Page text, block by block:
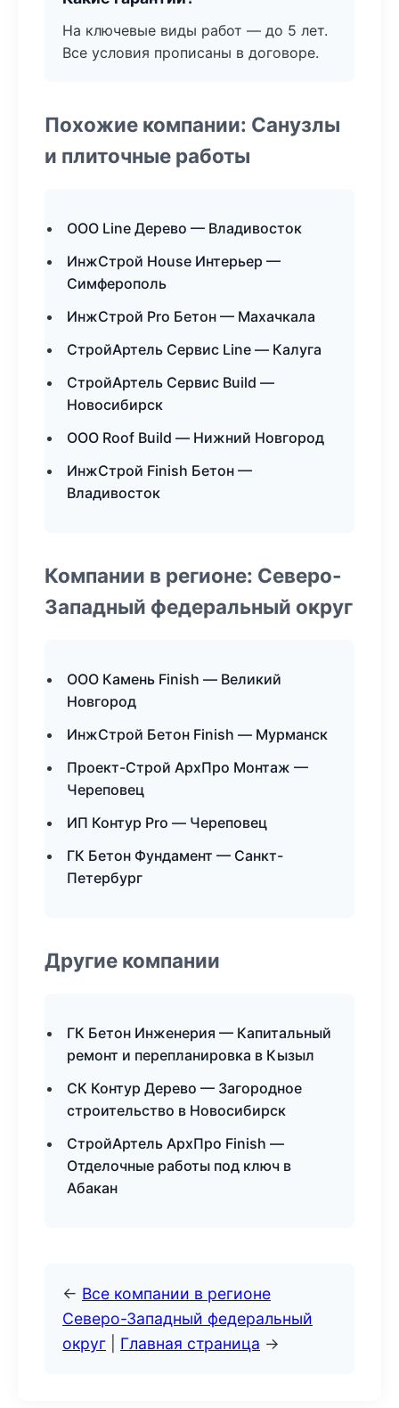
На ключевые виды работ — до 5 лет.
Все условия прописаны в договоре.
Похожие компании: Санузлы
и плиточные работы
ООО Line Дерево — Владивосток
ИнжСтрой House Интерьер —
Симферополь
ИнжСтрой Pro Бетон — Махачкала
СтройАртель Сервис Line — Калуга
СтройАртель Сервис Build —
Новосибирск
ООО Roof Build — Нижний Новгород
ИнжСтрой Finish Бетон —
Владивосток
Компании в регионе: Северо-
Западный федеральный округ
ООО Камень Finish — Великий
Новгород
ИнжСтрой Бетон Finish — Мурманск
Проект-Строй АрхПро Монтаж —
Череповец
ИП Контур Pro — Череповец
ГК Бетон Фундамент — Санкт-
Петербург
Другие компании
ГК Бетон Инженерия — Капитальный
ремонт и перепланировка в Кызыл
СК Контур Дерево — Загородное
строительство в Новосибирск
СтройАртель АрхПро Finish —
Отделочные работы под ключ в
Абакан
← Все компании в регионе
Северо-Западный федеральный
округ
Главная страница →